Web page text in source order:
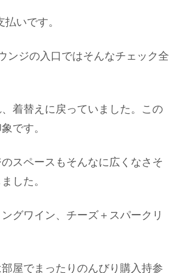
いです。
ンジの入口ではそんなチェック全
着替えに戻っていました。この
です。
スペースもそんなに広くなさそ
した。
グワイン、チーズ＋スパークリ
屋でまったりのんびり購入持参